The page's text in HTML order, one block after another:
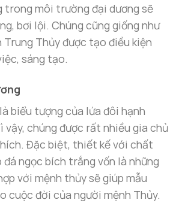
trong môi trường đại dương sẽ
bơi lội. Chúng cũng giống như
Thủy được tạo điều kiện
sáng tạo.
biểu tượng của lứa đôi hạnh
vậy, chúng được rất nhiều gia chủ
Đặc biệt, thiết kế với chất
đá ngọc bích trắng vốn là những
với mệnh thủy sẽ giúp mẫu
cuộc đời của người mệnh Thủy.